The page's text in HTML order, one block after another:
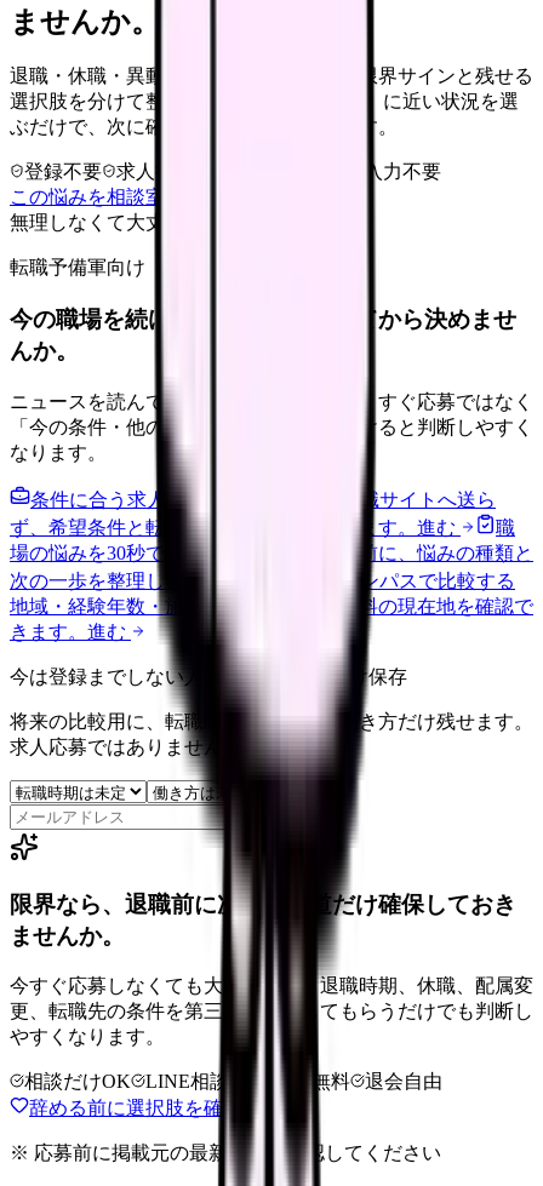
ませんか。
退職・休職・異動を急いで決める前に、限界サインと残せる
選択肢を分けて整理します。 「辞めたい」に近い状況を選
ぶだけで、次に確認することまで進めます。
登録不要 求人押し売りなし
病院名は入力不要
この悩みを相談室で整理する
無理しなくて大丈夫
転職予備軍向け
今の職場を続けるか、条件を比べてから決めませ
んか。
ニュースを読んで不安が強くなった時は、すぐ応募ではなく
「今の条件・他の選択肢・相談先」を分けると判断しやすく
なります。
条件に合う求人通知を受け取る
外部転職サイトへ送ら
ず、希望条件と転職時期を自社で預かります。 進む
職
場の悩みを30秒で診断辞めるべきか迷う前に、悩みの種類と
次の一歩を整理します。
給料コンパスで比較する
地域・経験年数・施設形態から、今の給料の現在地を確認で
きます。 進む
今は登録までしない人向け: 希望条件だけ保存
将来の比較用に、転職時期と気になる働き方だけ残せます。
求人応募ではありません。
限界なら、退職前に次の逃げ道だけ確保しておき
ませんか。
今すぐ応募しなくても大丈夫です。退職時期、休職、配属変
更、転職先の条件を第三者に整理してもらうだけでも判断し
やすくなります。
相談だけOK LINE相談OK 完全無料
退会自由
辞める前に選択肢を確認する
※ 応募前に掲載元の最新情報を確認してください